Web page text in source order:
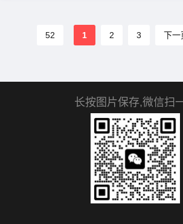
52 1 2 3 下一
长按图片保存,微信扫